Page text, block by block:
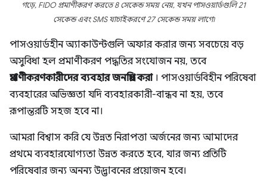
গড়ে, FIDO প্রমাণীকরণ করতে 8 সেকেন্ড সময় নেয়, যখন পাসওয়ার্ডগুলি 21
সেকেন্ড এবং SMS যাচাইকরণে 27 সেকেন্ড সময় লাগে৷
পাসওয়ার্ডহীন অ্যাকাউন্টগুলি অফার করার জন্য সবচেয়ে বড়
অসুবিধা হল প্রমাণীকরণ পদ্ধতির সংযোজন নয়, তবে
প্রমাণীকরণকারীদের ব্যবহার জনপ্রিয় করা। পাসওয়ার্ডবিহীন পরিষেবা
ব্যবহারের অভিজ্ঞতা যদি ব্যবহারকারী-বান্ধব না হয়, তবে
রূপান্তরটি সহজ হবে না।
আমরা বিশ্বাস করি যে উন্নত নিরাপত্তা অর্জনের জন্য আমাদের
প্রথমে ব্যবহারযোগ্যতা উন্নত করতে হবে, যার জন্য প্রতিটি
পরিষেবার জন্য অনন্য উদ্ভাবনের প্রয়োজন হবে।